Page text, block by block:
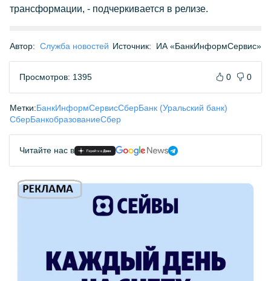
трансформации, - подчеркивается в релизе.
Автор: Служба новостей Источник: ИА «БанкИнформСервис»
Просмотров: 1395 0 0
Метки:БанкИнформСервисСберБанк (Уральский банк)
СберБанкобразованиеСбер
Читайте нас в